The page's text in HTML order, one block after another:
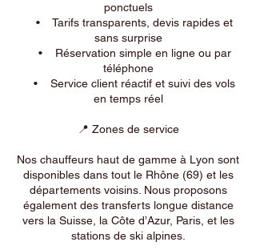
ponctuels
• Tarifs transparents, devis rapides et
sans surprise
• Réservation simple en ligne ou par
téléphone
• Service client réactif et suivi des vols
en temps réel
📍 Zones de service
Nos chauffeurs haut de gamme à Lyon sont
disponibles dans tout le Rhône (69) et les
départements voisins. Nous proposons
également des transferts longue distance
vers la Suisse, la Côte d’Azur, Paris, et les
stations de ski alpines.